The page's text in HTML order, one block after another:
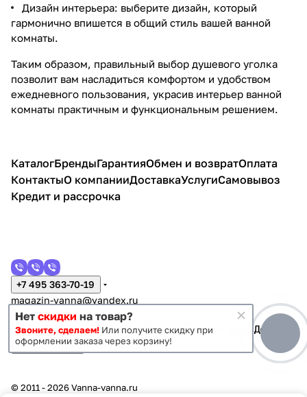
Дизайн интерьера: выберите дизайн, который
гармонично впишется в общий стиль вашей ванной
комнаты.
Таким образом, правильный выбор душевого уголка
позволит вам насладиться комфортом и удобством
ежедневного пользования, украсив интерьер ванной
комнаты практичным и функциональным решением.
КаталогБрендыГарантияОбмен и возвратОплата
КонтактыО компанииДоставкаУслугиСамовывоз
Кредит и рассрочка
+7 495 363-70-19
magazin-vanna@yandex.ru
г. Москва, Митино, улица Пятницкое шоссе 47
Темная тема Конфиденциальность
© 2011 - 2026 Vanna-vanna.ru
Нет скидки на товар?
Звоните, сделаем! Или получите скидку при
оформлении заказа через корзину!